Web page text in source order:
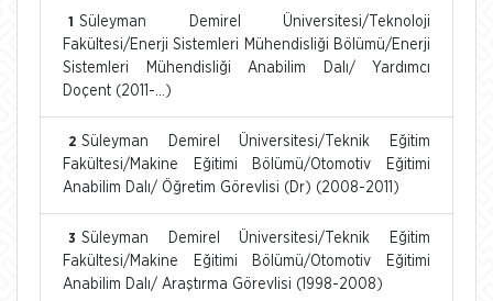
1
Süleyman Demirel Üniversitesi/Teknoloji
Fakültesi/Enerji Sistemleri Mühendisliği Bölümü/Enerji
Sistemleri Mühendisliği Anabilim Dalı/ Yardımcı
Doçent (2011-...)
2 Süleyman Demirel Üniversitesi/Teknik Eğitim
Fakültesi/Makine Eğitimi Bölümü/Otomotiv Eğitimi
Anabilim Dalı/ Öğretim Görevlisi (Dr) (2008-2011)
3 Süleyman Demirel Üniversitesi/Teknik Eğitim
Fakültesi/Makine Eğitimi Bölümü/Otomotiv Eğitimi
Anabilim Dalı/ Araştırma Görevlisi (1998-2008)